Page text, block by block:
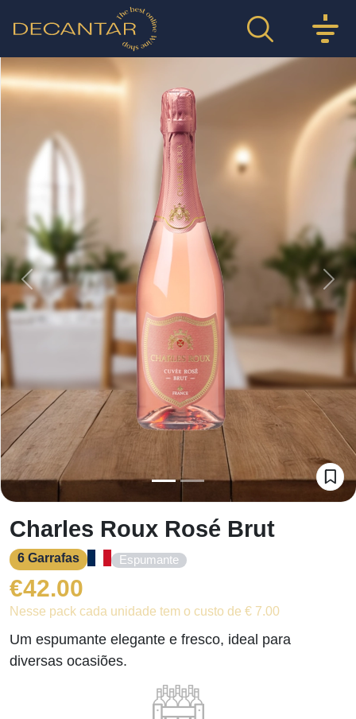
Previous
Charles Roux Rosé Brut
6 Garrafas Espumante
€42.00
Nesse pack cada unidade tem o custo de € 7.00
Um espumante elegante e fresco, ideal para
diversas ocasiões.